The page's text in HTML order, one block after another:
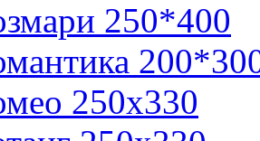
250*400
250x330